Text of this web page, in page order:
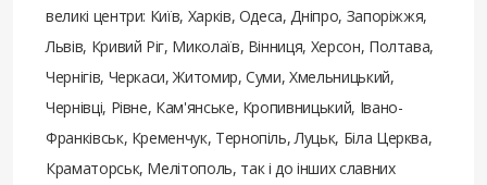
великі центри: Київ, Харків, Одеса, Дніпро, Запоріжжя,
Львів, Кривий Ріг, Миколаїв, Вінниця, Херсон, Полтава,
Чернігів, Черкаси, Житомир, Суми, Хмельницький,
Чернівці, Рівне, Кам'янське, Кропивницький, Івано-
Франківськ, Кременчук, Тернопіль, Луцьк, Біла Церква,
Краматорськ, Мелітополь, так і до інших славних